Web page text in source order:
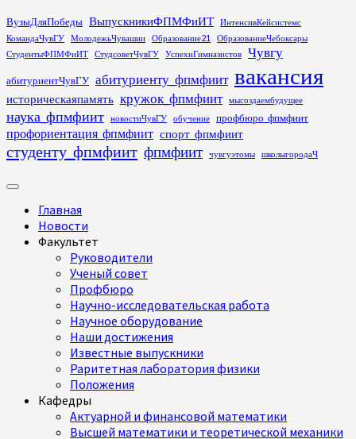
Перейти
к
содержимому
ВузыДляПобеды ВыпускникиФПМФиИТ
ИнтенсивКейсистемс
КомандаЧувГУ
МолодежьЧувашии Образование21
ОбразованиеЧебоксары
СтудентыФПМФиИТ
СтудсоветЧувГУ УспехиГимназистов Чувгу
абитуриентЧувГУ абитуриенту_фпмфиит вакансия
историческаяпамять кружок_фпмфиит мысоздаембудущее
наука_фпмфиит новостиЧувГУ обучение профбюро_фпмфиит
профориентация_фпмфиит спорт_фпмфиит
студенту_фпмфиит фпмфиит чувгуэтомы школыгородаЧ
Основное
Главная
Новости
Факультет
Руководители
Ученый совет
Профбюро
Научно-исследовательская работа
Научное оборудование
Наши достижения
Известные выпускники
Раритетная лаборатория физики
Положения
Кафедры
Актуарной и финансовой математики
Высшей математики и теоретической механики